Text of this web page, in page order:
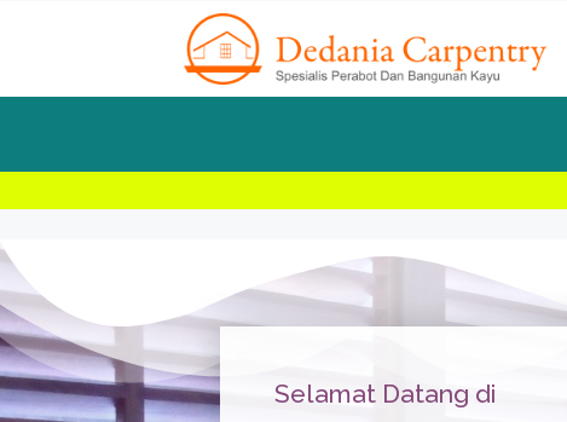
Selamat Datang di